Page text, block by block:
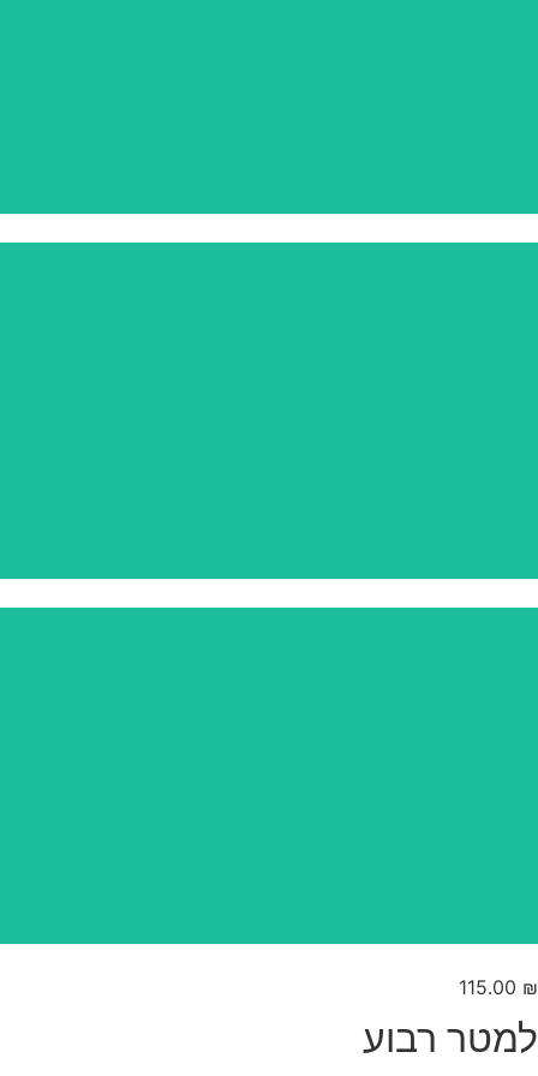
115.00 ₪
למטר רבוע